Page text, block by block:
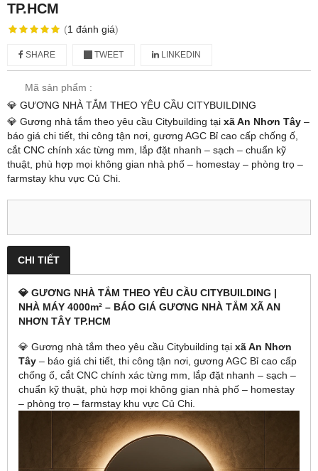
TP.HCM
(1 đánh giá)
SHARE TWEET LINKEDIN
Mã sản phẩm :
💎 GƯƠNG NHÀ TẮM THEO YÊU CẦU CITYBUILDING
💎 Gương nhà tắm theo yêu cầu Citybuilding tại xã An Nhơn Tây –
báo giá chi tiết, thi công tận nơi, gương AGC Bỉ cao cấp chống ố,
cắt CNC chính xác từng mm, lắp đặt nhanh – sạch – chuẩn kỹ
thuật, phù hợp mọi không gian nhà phố – homestay – phòng trọ –
farmstay khu vực Củ Chi.
CHI TIẾT
💎 GƯƠNG NHÀ TẮM THEO YÊU CẦU CITYBUILDING |
NHÀ MÁY 4000m² – BÁO GIÁ GƯƠNG NHÀ TẮM XÃ AN
NHƠN TÂY TP.HCM
💎 Gương nhà tắm theo yêu cầu Citybuilding tại xã An Nhơn
Tây – báo giá chi tiết, thi công tận nơi, gương AGC Bỉ cao cấp
chống ố, cắt CNC chính xác từng mm, lắp đặt nhanh – sạch –
chuẩn kỹ thuật, phù hợp mọi không gian nhà phố – homestay
– phòng trọ – farmstay khu vực Củ Chi.